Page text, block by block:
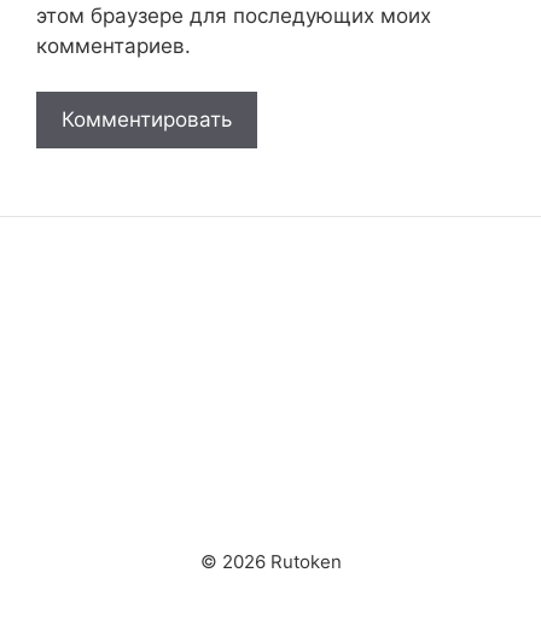
этом браузере для последующих моих
комментариев.
© 2026 Rutoken